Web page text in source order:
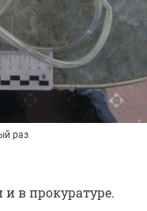
раз
в прокуратуре.